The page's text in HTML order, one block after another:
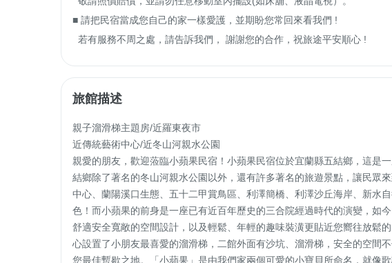
■ 請把民宿當成您自己的家一樣愛護，並期盼您常回來看我們 !
  若有服務不周之處，請告訴我們， 謝謝您的合作，祝旅途平安順心 !
旅館描述
親子溜滑梯主題房/近羅東夜市
近傳統藝術中心/近冬山河親水公園
親愛的朋友，歡迎蒞臨小蘋果民宿！小蘋果民宿位於宜蘭縣五結鄉，這是
結鄉除了著名的冬山河親水公園以外，還有許多著名的旅遊景點，讓民眾
中心、蘭陽溪口生態、五十二甲賞鳥區、利澤簡橋、利澤沙丘海岸、新水
色！而小蘋果的前身是一座已有近百年歷史的三合院經過時代的演變，如
舒適安全寬敞的空間設計，以及輕鬆、年輕的趣味裝潢更貼近您嚮往放鬆
心設置了小朋友最喜愛的溜滑梯，二館外面有沙坑、溜滑梯，安全的空間
您最佳暫歇之地。「小蘋果」是由我們家兩個可愛的小寶貝所命名，就像